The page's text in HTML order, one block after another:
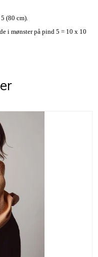
(80 cm).
i mønster på pind 5 = 10 x 10